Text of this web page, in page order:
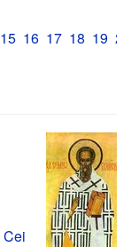
15 16 17 18 19 20
Cei